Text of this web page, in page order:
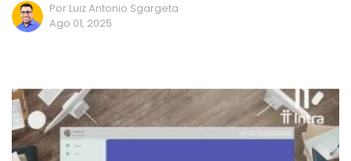
Por Luiz Antonio Sgargeta
Ago 01, 2025